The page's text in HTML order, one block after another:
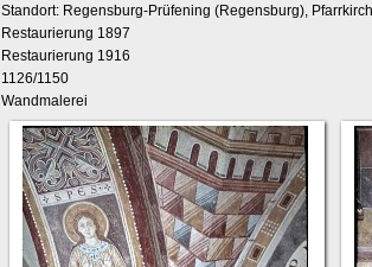
Standort: Regensburg-Prüfening (Regensburg),
Restaurierung 1897
Restaurierung 1916
1126/1150
Wandmalerei